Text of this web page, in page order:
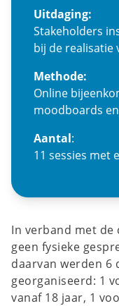
Uitdaging:
Stakeholders
bij de realisatie
Methode:
Online
moodboards
Aantal:
11 sessies met
In verband met
geen fysieke
daarvan werden 6
georganiseerd: 1
vanaf 18 jaar, 1